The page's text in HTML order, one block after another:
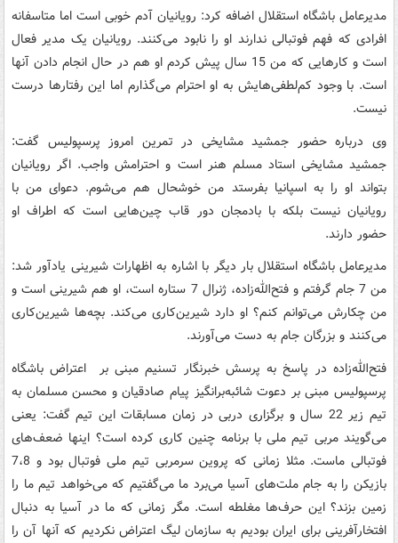
مدیرعامل باشگاه استقلال اضافه کرد:‌ رویانیان آدم خوبی است اما متاسفانه
افرادی که فهم فوتبالی ندارند او را نابود می‌کنند. رویانیان یک مدیر فعال
است و کارهایی که من 15 سال پیش کردم او هم در حال انجام دادن آنها
است. با وجود کم‌لطفی‌هایش به او احترام می‌گذارم اما این رفتارها درست
نیست.
وی درباره حضور جمشید مشایخی در تمرین امروز پرسپولیس گفت:
جمشید مشایخی استاد مسلم هنر است و احترامش واجب. اگر رویانیان
بتواند او را به اسپانیا بفرستد من خوشحال هم می‌شوم. دعوای من با
رویانیان نیست بلکه با بادمجان دور قاب چین‌هایی است که اطراف او
حضور دارند.
مدیرعامل باشگاه استقلال بار دیگر با اشاره به اظهارات شیرینی یادآور شد:
من 7 جام گرفتم و فتح‌الله‌زاده، ژنرال 7 ستاره است، او هم شیرینی است و
من چکارش می‌توانم کنم؟ او دارد شیرین‌کاری می‌کند. بچه‌ها شیرین‌کاری
می‌کنند و بزرگان جام به دست می‌آورند.
فتح‌الله‌زاده در پاسخ به پرسش خبرنگار تسنیم مبنی بر اعتراض باشگاه
پرسپولیس مبنی بر دعوت شائبه‌برانگیز پیام صادقیان و محسن مسلمان به
تیم زیر 22 سال و برگزاری دربی در زمان مسابقات این تیم گفت: یعنی
می‌گویند مربی تیم ملی با برنامه چنین کاری کرده است؟ اینها ضعف‌های
فوتبالی ماست. مثلا زمانی که پروین سرمربی تیم ملی فوتبال بود و 7،8
بازیکن را به جام ملت‌های آسیا می‌برد ما می‌گفتیم که می‌خواهد تیم ما را
زمین بزند؟ این حرف‌ها مغلطه است. مگر زمانی که ما در آسیا به دنبال
افتخارآفرینی برای ایران بودیم به سازمان لیگ اعتراض نکردیم که آنها آن را